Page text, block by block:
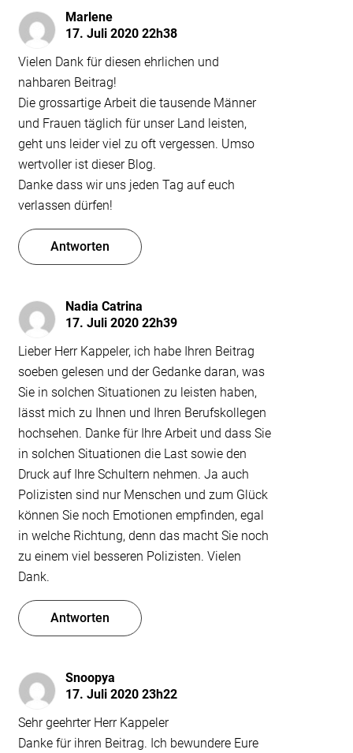
Marlene
17. Juli 2020 22h38
Vielen Dank für diesen ehrlichen und
nahbaren Beitrag!
Die grossartige Arbeit die tausende Männer
und Frauen täglich für unser Land leisten,
geht uns leider viel zu oft vergessen. Umso
wertvoller ist dieser Blog.
Danke dass wir uns jeden Tag auf euch
verlassen dürfen!
Antworten
Nadia Catrina
17. Juli 2020 22h39
Lieber Herr Kappeler, ich habe Ihren Beitrag
soeben gelesen und der Gedanke daran, was
Sie in solchen Situationen zu leisten haben,
lässt mich zu Ihnen und Ihren Berufskollegen
hochsehen. Danke für Ihre Arbeit und dass Sie
in solchen Situationen die Last sowie den
Druck auf Ihre Schultern nehmen. Ja auch
Polizisten sind nur Menschen und zum Glück
können Sie noch Emotionen empfinden, egal
in welche Richtung, denn das macht Sie noch
zu einem viel besseren Polizisten. Vielen
Dank.
Antworten
Snoopya
17. Juli 2020 23h22
Sehr geehrter Herr Kappeler
Danke für ihren Beitrag. Ich bewundere Eure